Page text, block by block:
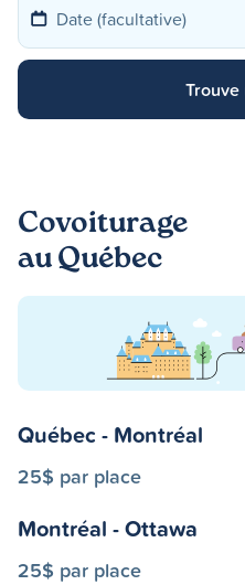
Covoiturage
au Québec
Québec - Montréal
25$ par place
Montréal - Ottawa
25$ par place